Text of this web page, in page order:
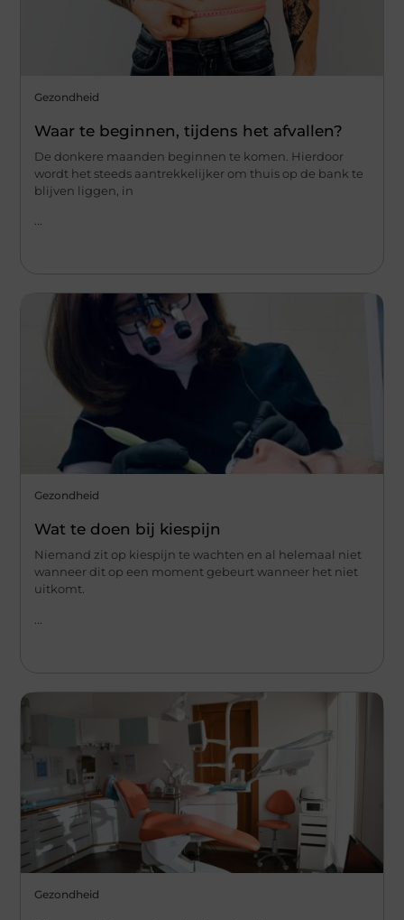
Gezondheid
Waar te beginnen, tijdens het afvallen?
De donkere maanden beginnen te komen. Hierdoor
wordt het steeds aantrekkelijker om thuis op de bank te
blijven liggen, in
...
Gezondheid
Wat te doen bij kiespijn
Niemand zit op kiespijn te wachten en al helemaal niet
wanneer dit op een moment gebeurt wanneer het niet
uitkomt.
Gezondheid